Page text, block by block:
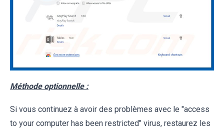
Méthode optionnelle :
Si vous continuez à avoir des problèmes avec le "access
to your computer has been restricted" virus, restaurez les